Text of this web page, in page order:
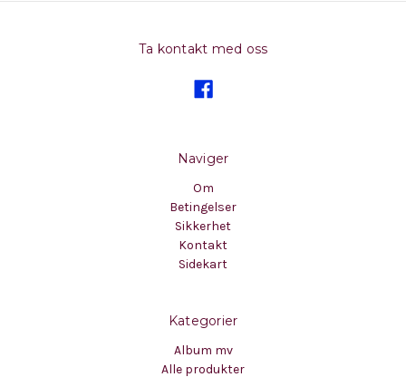
Ta kontakt med oss
Naviger
Om
Betingelser
Sikkerhet
Kontakt
Sidekart
Kategorier
Album mv
Alle produkter